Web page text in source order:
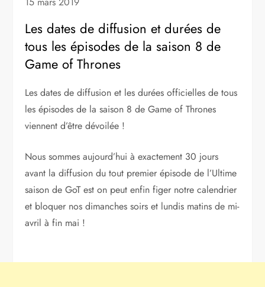
Les dates de diffusion et durées de
tous les épisodes de la saison 8 de
Game of Thrones
Les dates de diffusion et les durées officielles de tous
les épisodes de la saison 8 de Game of Thrones
viennent d’être dévoilée !
Nous sommes aujourd’hui à exactement 30 jours
avant la diffusion du tout premier épisode de l’Ultime
saison de GoT est on peut enfin figer notre calendrier
et bloquer nos dimanches soirs et lundis matins de mi-
avril à fin mai !